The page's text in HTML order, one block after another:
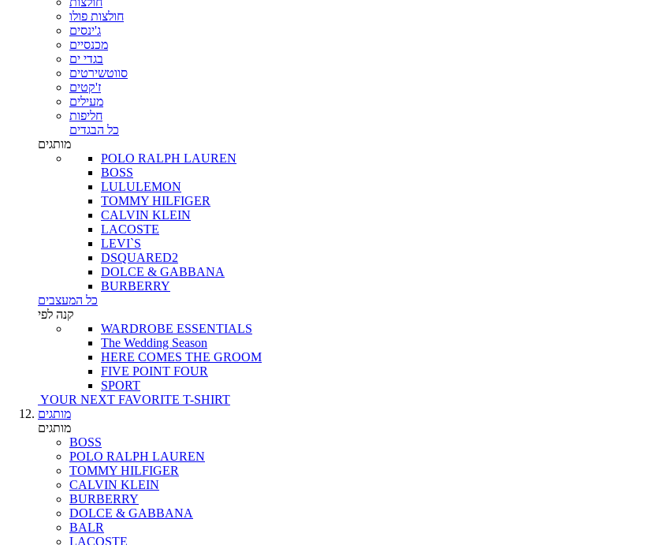
חולצות פולו
ג'ינסים
מכנסיים
בגדי ים
סווטשירטים
ז'קטים
מעילים
חליפות
כל הבגדים
מותגים
POLO RALPH LAUREN
BOSS
LULULEMON
TOMMY HILFIGER
CALVIN KLEIN
LACOSTE
LEVI`S
DSQUARED2
DOLCE & GABBANA
BURBERRY
כל המעצבים
קנה לפי
WARDROBE ESSENTIALS
The Wedding Season
HERE COMES THE GROOM
FIVE POINT FOUR
SPORT
YOUR NEXT FAVORITE T-SHIRT
מותגים
מותגים
BOSS
POLO RALPH LAUREN
TOMMY HILFIGER
CALVIN KLEIN
BURBERRY
DOLCE & GABBANA
BALR
LACOSTE